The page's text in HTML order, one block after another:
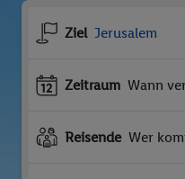
Ziel Jerusalem
Zeitraum Wann
Reisende Wer